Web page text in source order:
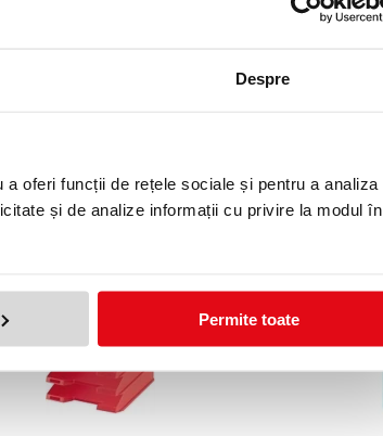
Despre
oferi funcții de rețele sociale și pentru a analiza
și de analize informații cu privire la modul în
Permite toate